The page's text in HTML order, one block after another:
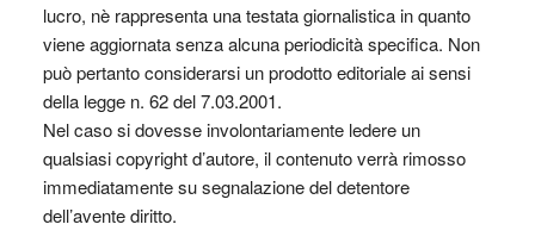
lucro, nè rappresenta una testata giornalistica in quanto
viene aggiornata senza alcuna periodicità specifica. Non
può pertanto considerarsi un prodotto editoriale ai sensi
della legge n. 62 del 7.03.2001.
Nel caso si dovesse involontariamente ledere un
qualsiasi copyright d’autore, il contenuto verrà rimosso
immediatamente su segnalazione del detentore
dell’avente diritto.